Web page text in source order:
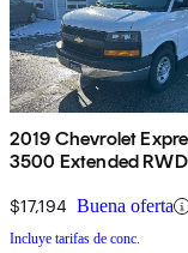
2019 Chevrolet
3500 Extended RWD
$17,194 Buena oferta
Incluye tarifas de conc.